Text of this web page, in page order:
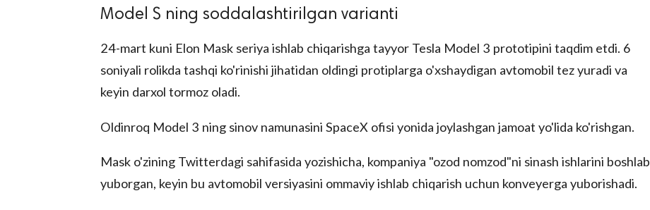
Model S ning soddalashtirilgan varianti
24-mart kuni Elon Mask seriya ishlab chiqarishga tayyor Tesla Model 3 prototipini taqdim etdi. 6
soniyali rolikda tashqi ko'rinishi jihatidan oldingi protiplarga o'xshaydigan avtomobil tez yuradi va
keyin darxol tormoz oladi.
Oldinroq Model 3 ning sinov namunasini SpaceX ofisi yonida joylashgan jamoat yo'lida ko'rishgan.
Mask o'zining Twitterdagi sahifasida yozishicha, kompaniya "ozod nomzod"ni sinash ishlarini boshlab
yuborgan, keyin bu avtomobil versiyasini ommaviy ishlab chiqarish uchun konveyerga yuborishadi.